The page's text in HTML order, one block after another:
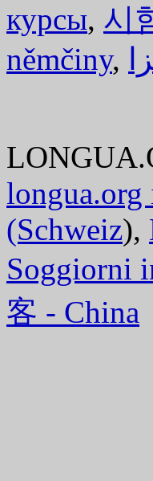
курсы, 시
němčiny,
longua.org
(Schweiz),
Soggiorni
客 - China